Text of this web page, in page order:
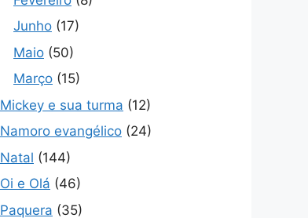
Junho (17)
Maio (50)
Março (15)
Mickey e sua turma (12)
Namoro evangélico (24)
Natal (144)
Oi e Olá (46)
Paquera (35)